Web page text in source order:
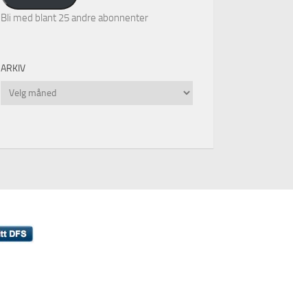
Bli med blant 25 andre abonnenter
ARKIV
Arkiv